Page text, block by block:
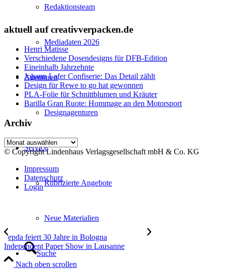
Redaktionsteam
Mediadaten 2026
Agenturen
Designagenturen
Service
Rubrizierte Angebote
Neue Materialien
Suche
aktuell auf creativverpacken.de
Henri Matisse
Verschiedene Dosendesigns für DFB-Edition
Eineinhalb Jahrzehnte
Johann Lafer Confiserie: Das Detail zählt
Design für Rewe to go hat gewonnen
PLA-Folie für Schnittblumen und Kräuter
Barilla Gran Ruote: Hommage an den Motorsport
Archiv
Archiv
© Copyright Lindenhaus Verlagsgesellschaft mbH & Co. KG
Impressum
Datenschutz
Login
epda feiert 30 Jahre in Bologna
Independent Paper Show in Lausanne
Nach oben scrollen